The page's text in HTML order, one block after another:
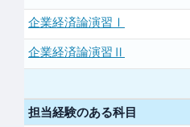
企業経済論演習Ⅰ
企業経済論演習Ⅱ
担当経験のある科目